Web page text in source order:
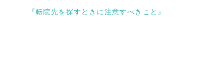
『転院先を探すときに注意すべきこと』